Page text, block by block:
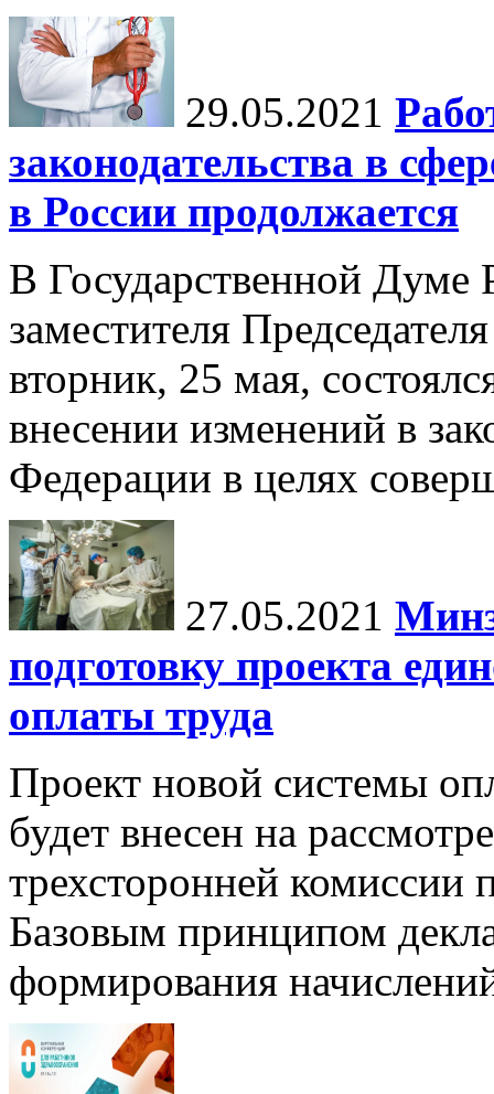
29.05.2021
законодательства в
в России продолжается
В Государственной Думе
заместителя
вторник, 25 мая,
внесении изменений в
Федерации в целях
27.05.2021
подготовку проекта
оплаты труда
Проект новой системы
будет внесен на
трехсторонней комиссии
Базовым принципом
формирования